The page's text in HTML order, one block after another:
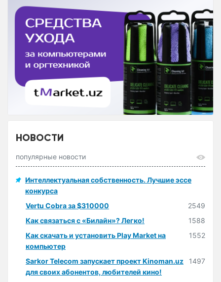
НОВОСТИ
популярные новости
Интеллектуальная собственность. Лучшие эссе
конкурса
Vertu Cobra за $310000
2549
Как связаться с «Билайн»? Легко!
1588
Как скачать и установить Play Market на
компьютер
1552
Sarkor Telecom запускает проект Kinoman.uz
для своих абонентов, любителей кино!
1497